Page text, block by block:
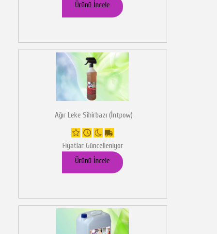
Ürünü İncele
Ağır Leke Sihirbazı (İntpow)
Fiyatlar Güncelleniyor
Ürünü İncele